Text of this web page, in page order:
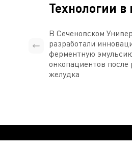
Технологии
В Сеченовском
разработали
ферментную
онкопациентов после
желудка